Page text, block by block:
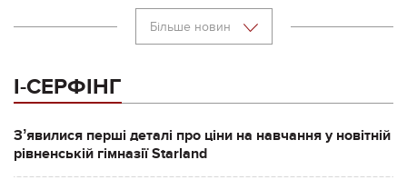
Більше новин
І-СЕРФІНГ
Зʼявилися перші деталі про ціни на навчання у новітній
рівненській гімназії Starland